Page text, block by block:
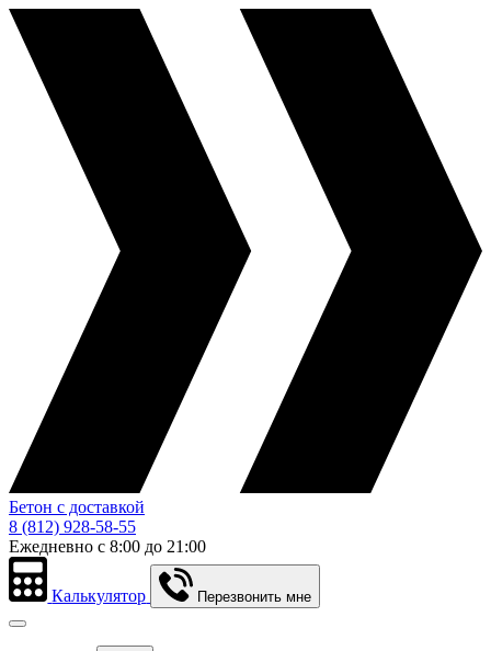
Перейти
содержимому
Бетон с доставкой
8 (812) 928-58-55
Ежедневно c 8:00 до 21:00
Калькулятор Перезвонить мне